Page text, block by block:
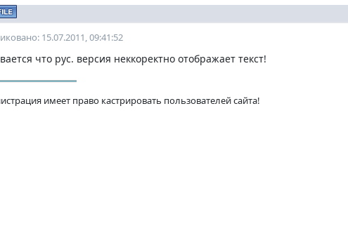
15.07.2011, 09:41:52
что рус. версия неккоректно отображает текст!
имеет право кастрировать пользователей сайта!